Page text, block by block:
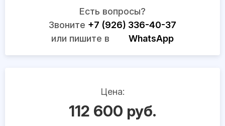
Есть вопросы?
Звоните +7 (926) 336-40-37
или пишите в
WhatsApp
Цена:
112 600 руб.